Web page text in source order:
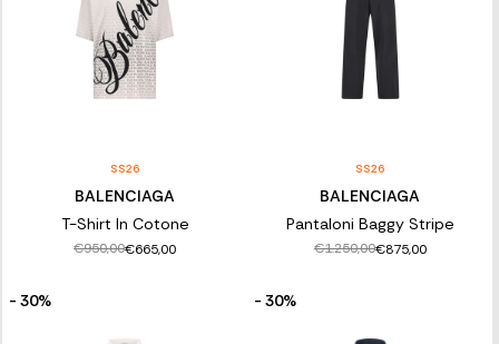
SS26
BALENCIAGA
T-Shirt In Cotone
€950,00€665,00
SS26
BALENCIAGA
Pantaloni Baggy Stripe
€1.250,00€875,00
- 30% - 30%